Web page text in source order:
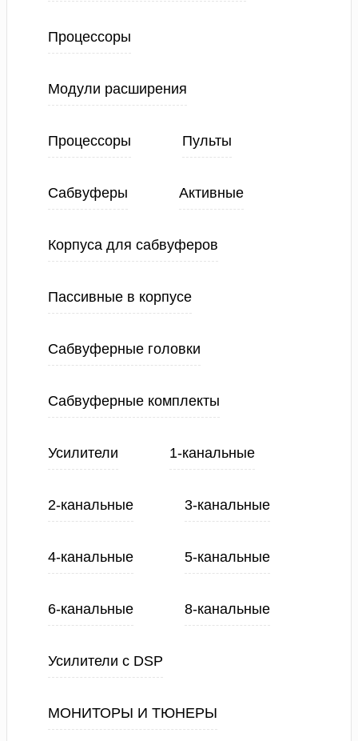
Процессоры
Модули расширения
Процессоры Пульты
Сабвуферы Активные
Корпуса для сабвуферов
Пассивные в корпусе
Сабвуферные головки
Сабвуферные комплекты
Усилители 1-канальные
2-канальные 3-канальные
4-канальные 5-канальные
6-канальные 8-канальные
Усилители с DSP
МОНИТОРЫ И ТЮНЕРЫ